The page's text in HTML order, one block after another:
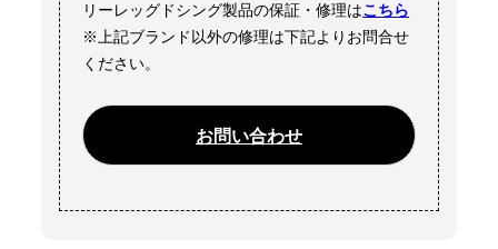
リーレッグドシング製品の保証・修理はこちら
※上記ブランド以外の修理は下記よりお問合せ
ください。
お問い合わせ